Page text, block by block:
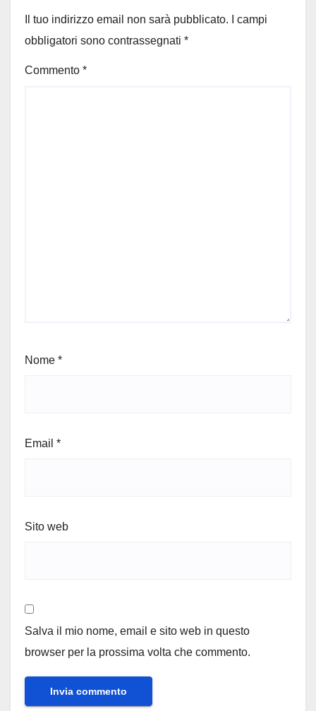
Il tuo indirizzo email non sarà pubblicato.
I campi
obbligatori sono contrassegnati *
Commento *
Nome *
Email *
Sito web
Salva il mio nome, email e sito web in questo
browser per la prossima volta che commento.